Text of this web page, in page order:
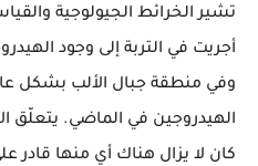
تشير الخرائط الجيولوجية
أجريت في التربة إلى وجود
وفي منطقة جبال الألب بشكل
الهيدروجين في الماضي. يتعلّق
كان لا يزال هناك أي منها قادر